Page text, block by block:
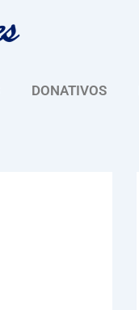
DONATIVOS